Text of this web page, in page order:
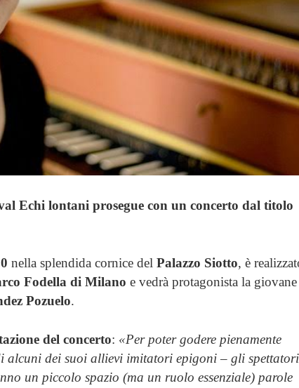
Echi lontani prosegue con un concerto dal titolo
nella splendida cornice del Palazzo Siotto, è
Fodella di Milano e vedrà protagonista la giovane
Pozuelo.
del concerto: «Per poter godere pienamente
alcuni dei suoi allievi imitatori epigoni – gli spettatori
un piccolo spazio (ma un ruolo essenziale) parole